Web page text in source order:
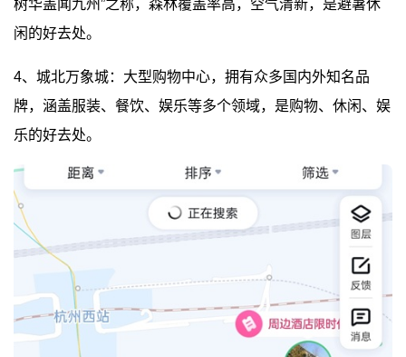
树华盖闻九州”之称，森林覆盖率高，空气清新，是避暑休
闲的好去处。
4、城北万象城：大型购物中心，拥有众多国内外知名品
牌，涵盖服装、餐饮、娱乐等多个领域，是购物、休闲、娱
乐的好去处。